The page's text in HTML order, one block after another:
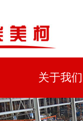
关于我们
新闻中心